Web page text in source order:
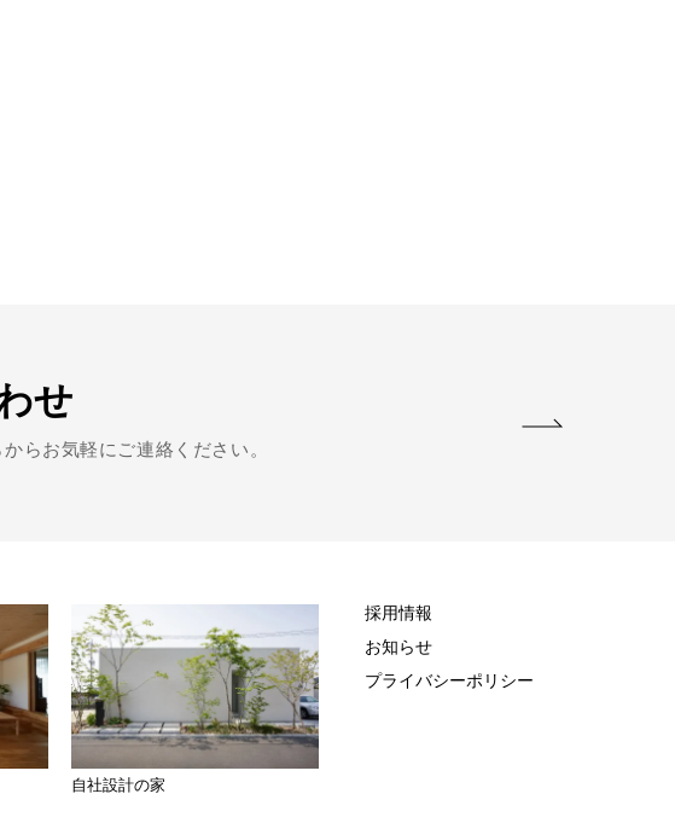
せ
らお気軽にご連絡ください。
自社設計の家
採用情報
お知らせ
プライバシーポリシー